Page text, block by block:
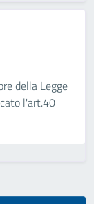
della Legge
l'art.40